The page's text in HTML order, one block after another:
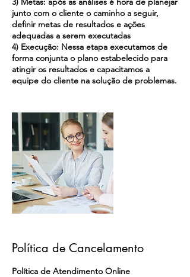
junto com o cliente o caminho a seguir,
definir metas de resultados e ações
adequadas a serem executadas
4) Execução: Nessa etapa executamos de
forma conjunta o plano estabelecido para
atingir os resultados e capacitamos a
equipe do cliente na solução de problemas.
Política de Cancelamento
Política de Atendimento Online